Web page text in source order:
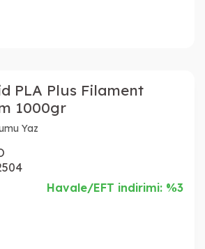
PLA Plus Filament
1000gr
Yaz
Havale/EFT indirimi: %3